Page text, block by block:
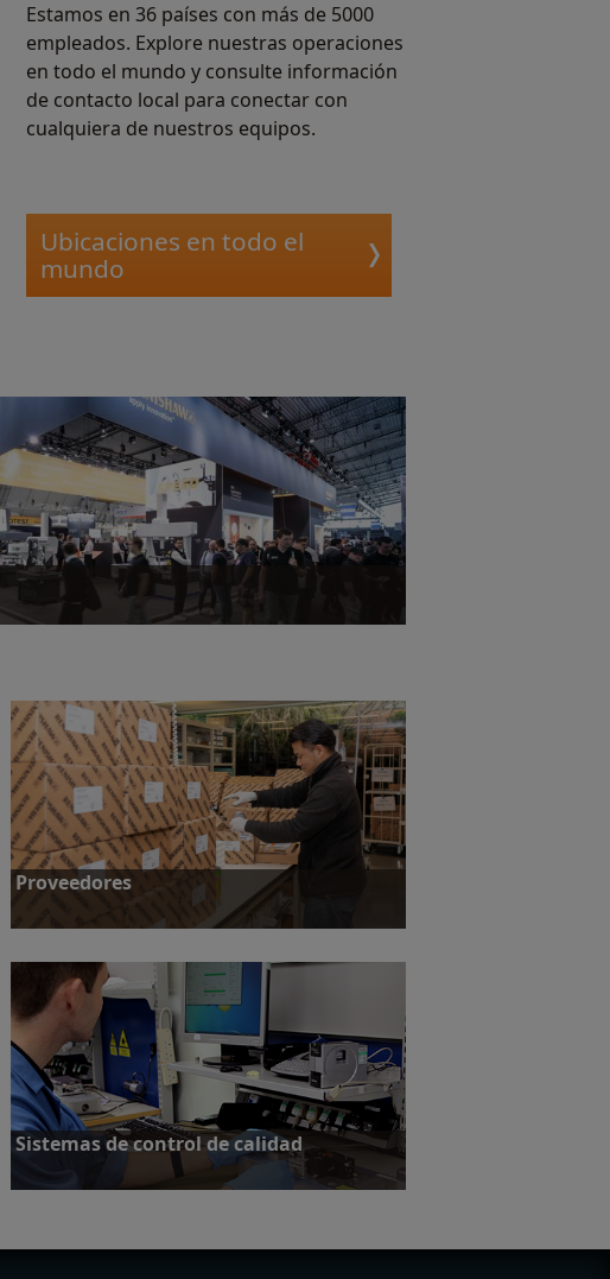
Estamos en 36 países con más de 5000
empleados. Explore nuestras operaciones
en todo el mundo y consulte información
de contacto local para conectar con
cualquiera de nuestros equipos.
Ubicaciones en todo el
mundo
Proveedores
Más información
Sistemas de control de calidad